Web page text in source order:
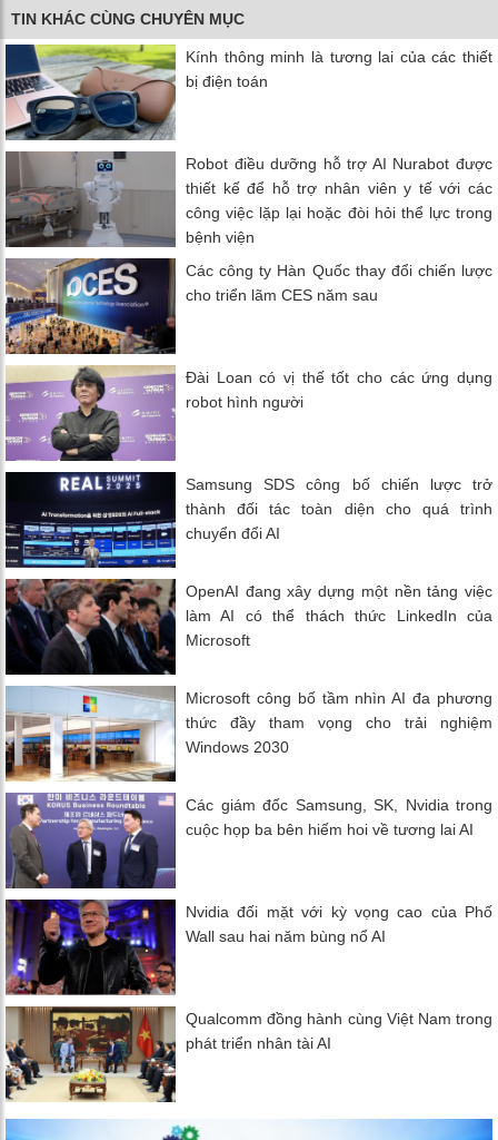
TIN KHÁC CÙNG CHUYÊN MỤC
Kính thông minh là tương lai của các thiết
bị điện toán
Robot điều dưỡng hỗ trợ AI Nurabot được
thiết kế để hỗ trợ nhân viên y tế với các
công việc lặp lại hoặc đòi hỏi thể lực trong
bệnh viện
Các công ty Hàn Quốc thay đổi chiến lược
cho triển lãm CES năm sau
Đài Loan có vị thế tốt cho các ứng dụng
robot hình người
Samsung SDS công bố chiến lược trở
thành đối tác toàn diện cho quá trình
chuyển đổi AI
OpenAI đang xây dựng một nền tảng việc
làm AI có thể thách thức LinkedIn của
Microsoft
Microsoft công bố tầm nhìn AI đa phương
thức đầy tham vọng cho trải nghiệm
Windows 2030
Các giám đốc Samsung, SK, Nvidia trong
cuộc họp ba bên hiếm hoi về tương lai AI
Nvidia đối mặt với kỳ vọng cao của Phố
Wall sau hai năm bùng nổ AI
Qualcomm đồng hành cùng Việt Nam trong
phát triển nhân tài AI